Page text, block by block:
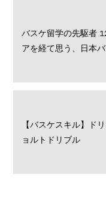
バスケ留学の先駆者
アを経て思う、日本
【バスケスキル】ド
ョルトドリブル